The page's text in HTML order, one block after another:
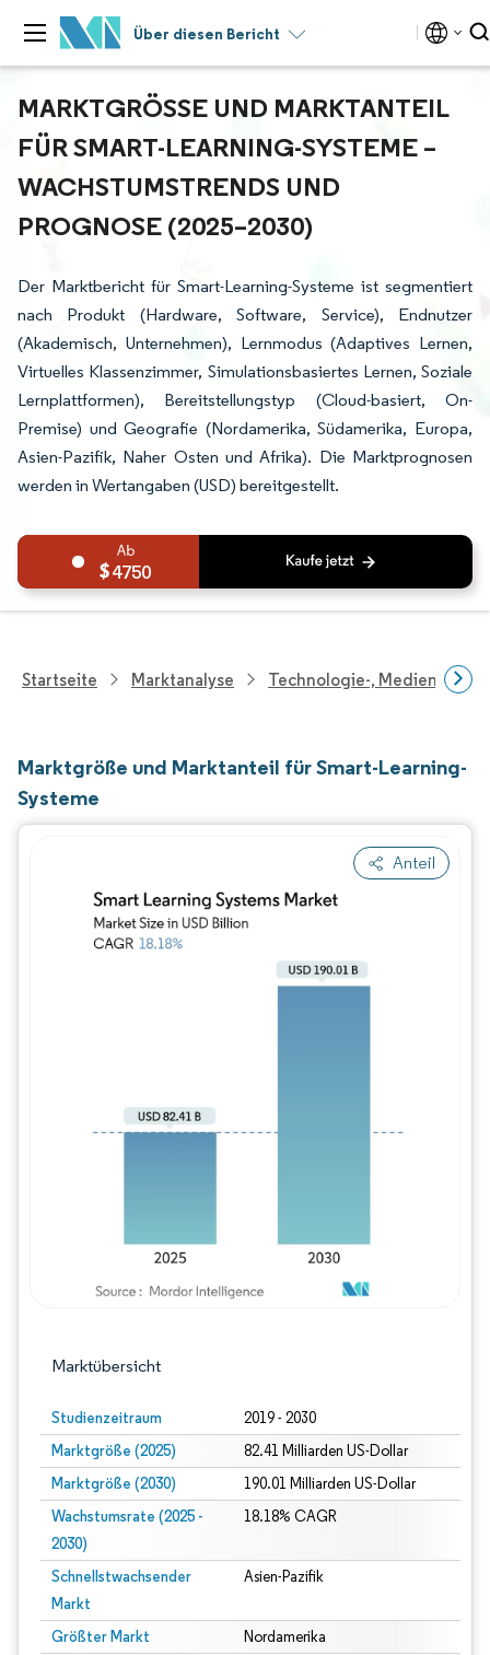
Über diesen Bericht
MARKTGRÖSSE UND MARKTANTEIL F
ÜR SMART-LEARNING-SYSTEME – W
ACHSTUMSTRENDS UND P
ROGNOSE (2025–2030)
Der Marktbericht für Smart-Learning-Systeme ist segmentiert
nach Produkt (Hardware, Software, Service), Endnutzer
(Akademisch, Unternehmen), Lernmodus (Adaptives Lernen,
Virtuelles Klassenzimmer, Simulationsbasiertes Lernen, Soziale
Lernplattformen), Bereitstellungstyp (Cloud-basiert, On-
Premise) und Geografie (Nordamerika, Südamerika, Europa,
Asien-Pazifik, Naher Osten und Afrika). Die Marktprognosen
werden in Wertangaben (USD) bereitgestellt.
4750
Startseite Marktanalyse Technologie-, Medien- Und
Marktgröße und Marktanteil für Smart-Learning-
Systeme
Anteil
Marktübersicht
Studienzeitraum 2019 - 2030
Marktgröße (2025) 82.41 Milliarden US-Dollar
Marktgröße (2030) 190.01 Milliarden US-Dollar
Wachstumsrate (2025 -
2030)
18.18% CAGR
Schnellstwachsender
Markt
Asien-Pazifik
Größter Markt Nordamerika